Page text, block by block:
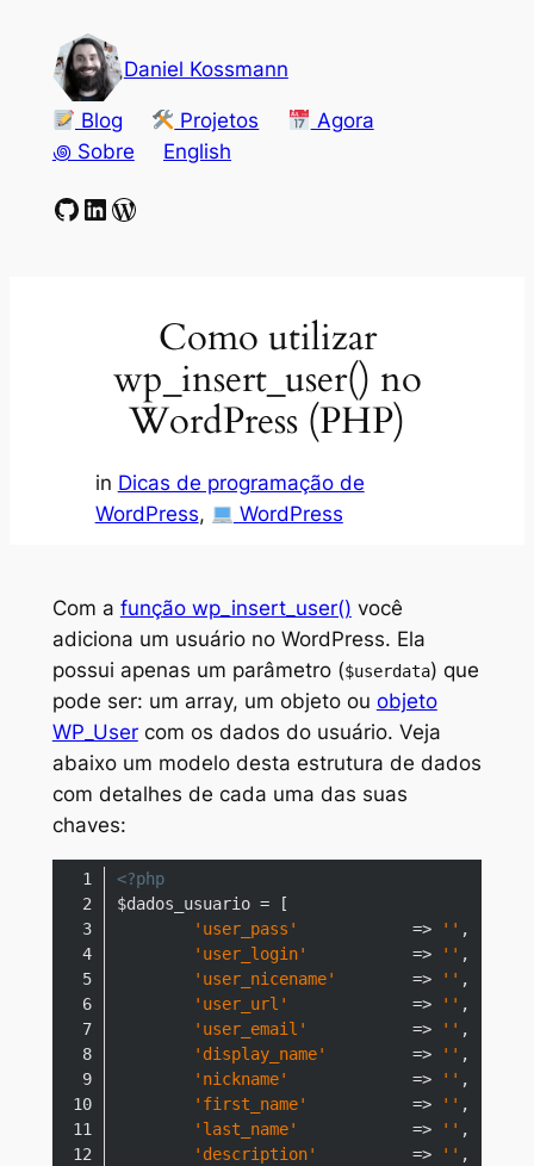
conteúdo
Daniel Kossmann
Blog Projetos
Agora
꩜ Sobre
English
GitHub
LinkedIn
WordPress
Como utilizar
wp_insert_user() no
WordPress (PHP)
in Dicas de programação de
WordPress, WordPress
Com a função wp_insert_user() você
adiciona um usuário no WordPress. Ela
possui apenas um parâmetro ($userdata) que
pode ser: um array, um objeto ou objeto
WP_Usercom os dados do usuário. Veja
abaixo um modelo desta estrutura de dados
com detalhes de cada uma das suas
chaves:
<?php
'user_pass'
            =>
'' ,
'user_login'
           =>
'' ,
'user_nicename'
        =>
'' ,
'user_url'
             =>
'' ,
'user_email'
           =>
'' ,
'display_name'
         =>
'' ,
'nickname'
             =>
'' ,
'first_name'
           =>
'' ,
'last_name'
            =>
'' ,
'description'
          =>
'' ,